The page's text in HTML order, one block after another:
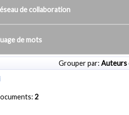
de collaboration
de mots
Grouper par: Auteurs
2